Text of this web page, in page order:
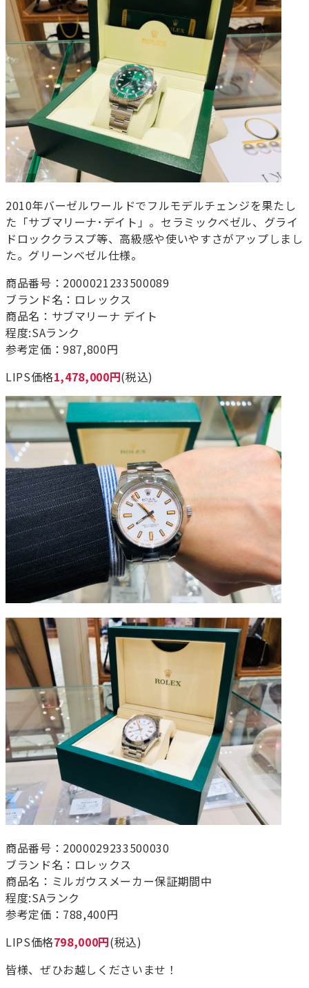
2010年バーゼルワールドでフルモデルチェンジを果たし
た「サブマリーナ･デイト」。セラミックベゼル、グライ
ドロッククラスプ等、高級感や使いやすさがアップしまし
た。グリーンベゼル仕様。
商品番号：2000021233500089
ブランド名：ロレックス
商品名：サブマリーナ デイト
程度:SAランク
参考定価：987,800円
LIPS価格1,478,000円(税込)
商品番号：2000029233500030
ブランド名：ロレックス
商品名：ミルガウスメーカー保証期間中
程度:SAランク
参考定価：788,400円
LIPS価格798,000円(税込)
皆様、ぜひお越しくださいませ！